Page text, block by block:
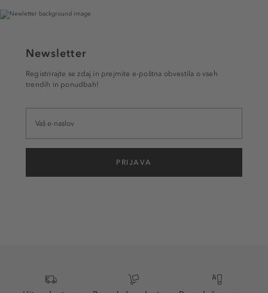
Newsletter
Registrirajte se zdaj in prejmite e-poštna obvestila o vseh
trendih in ponudbah!
PRIJAVA